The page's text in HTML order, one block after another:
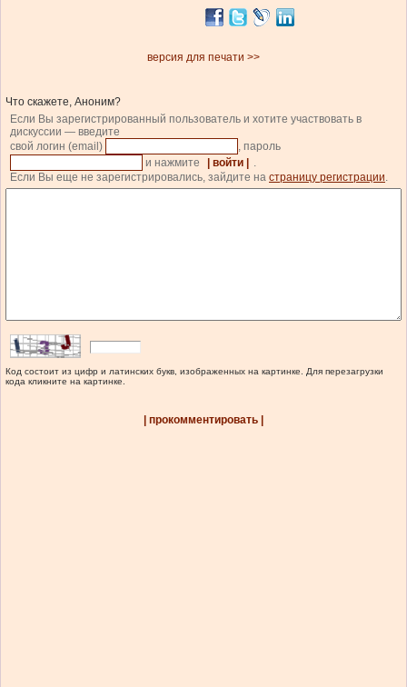
версия для печати >>
Что скажете, Аноним?
Если Вы зарегистрированный пользователь и хотите участвовать в
дискуссии — введите
свой логин (email)
, пароль
и нажмите
| войти |
.
Если Вы еще не зарегистрировались, зайдите на страницу регистрации.
Код состоит из цифр и латинских букв, изображенных на картинке. Для перезагрузки
кода кликните на картинке.
| прокомментировать |